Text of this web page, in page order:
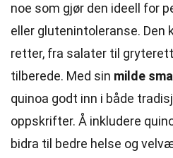
noe som gjør den ideell for
eller glutenintoleranse. Den
retter, fra salater til
tilberede. Med sin milde
quinoa godt inn i både
oppskrifter. Å inkludere
bidra til bedre helse og